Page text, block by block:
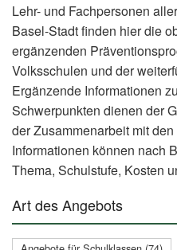
Lehr- und Fachpersonen
Basel-Stadt finden hier die
ergänzenden
Volksschulen und der
Ergänzende Informationen
Schwerpunkten dienen der
der Zusammenarbeit mit
Informationen können nach
Thema, Schulstufe, Kosten
Art des Angebots